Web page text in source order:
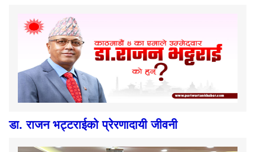
डा. राजन भट्टराईको प्रेरणादायी जीवनी